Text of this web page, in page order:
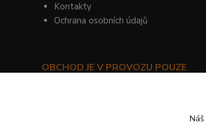
Kontakty
Ochrana osobních údajů
OBCHOD JE V PROVOZU POUZE